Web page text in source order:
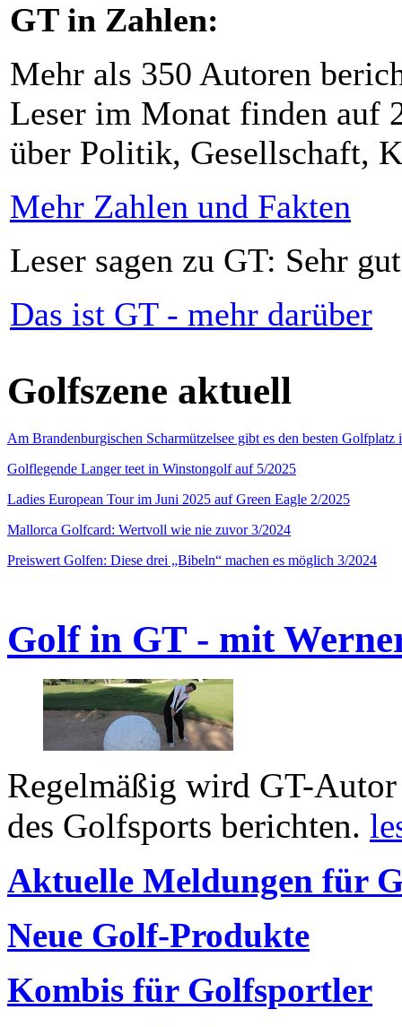
GT in Zahlen:
Mehr als 350 Autoren
Leser im Monat finden auf
über Politik, Gesellschaft,
Mehr Zahlen und Fakten
Leser sagen zu GT: Sehr
Das ist GT - mehr darüber
Golfszene aktuell
Am Brandenburgischen Scharmützelsee gibt es den besten
Golflegende Langer teet in Winstongolf auf 5/2025
Ladies European Tour im Juni 2025 auf Green Eagle 2/2025
Mallorca Golfcard: Wertvoll wie nie zuvor 3/2024
Preiswert Golfen: Diese drei „Bibeln“ machen es möglich 3/2024
Golf in GT - mit
Regelmäßig wird GT-
des Golfsports berichten.
Aktuelle Meldungen für
Neue Golf-Produkte
Kombis für Golfsportler